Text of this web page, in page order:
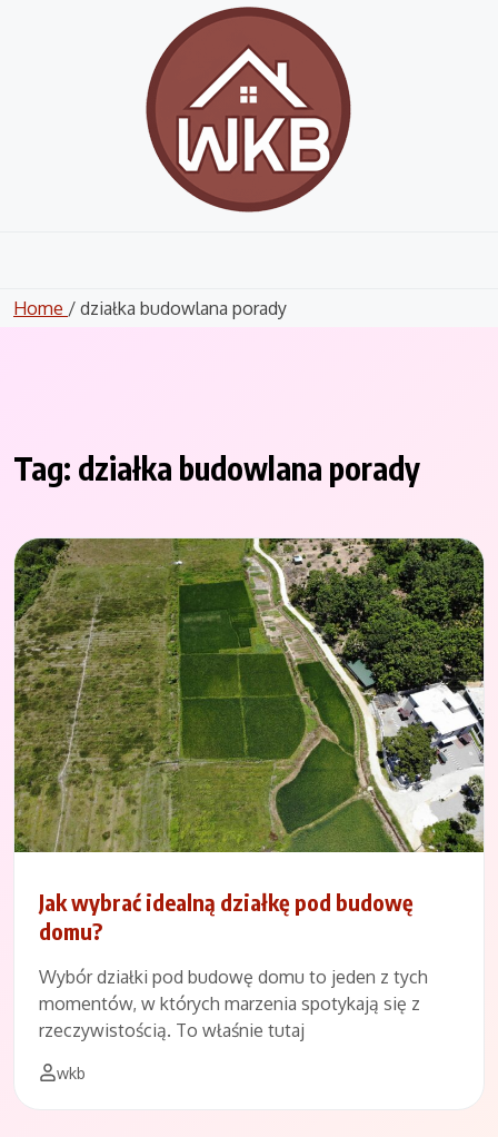
Home / działka budowlana porady
Tag: działka budowlana porady
Jak wybrać idealną działkę pod budowę
domu?
Wybór działki pod budowę domu to jeden z tych
momentów, w których marzenia spotykają się z
rzeczywistością. To właśnie tutaj
wkb